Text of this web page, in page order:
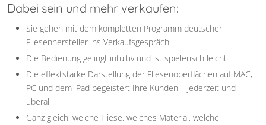
Dabei sein und mehr verkaufen:
Sie gehen mit dem kompletten Programm deutscher
Fliesenhersteller ins Verkaufsgespräch
Die Bedienung gelingt intuitiv und ist spielerisch leicht
Die effektstarke Darstellung der Fliesenoberflächen auf MAC,
PC und dem iPad begeistert Ihre Kunden – jederzeit und
überall
Ganz gleich, welche Fliese, welches Material, welche